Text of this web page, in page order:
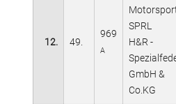
12. 49.
969
A
SPRL
H&R -
GmbH &
Co.KG